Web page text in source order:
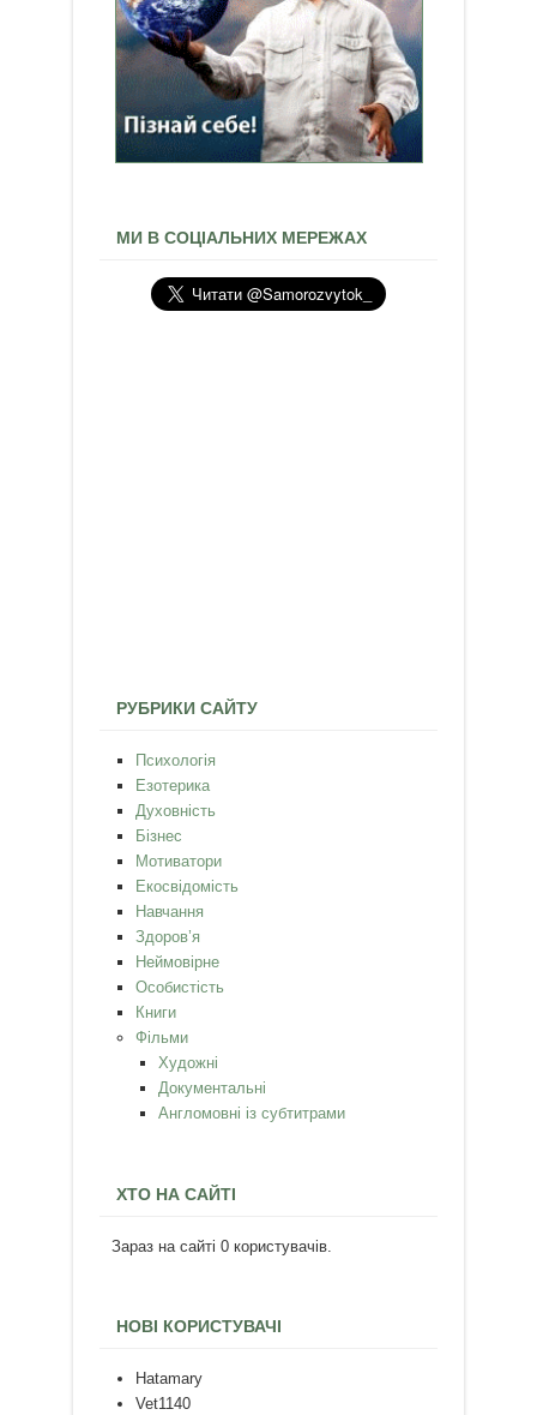
МИ В СОЦІАЛЬНИХ МЕРЕЖАХ
РУБРИКИ САЙТУ
Психологія
Езотерика
Духовність
Бізнес
Мотиватори
Екосвідомість
Навчання
Здоров’я
Неймовірне
Особистість
Книги
Фільми
Художні
Документальні
Англомовні із субтитрами
ХТО НА САЙТІ
Зараз на сайті 0 користувачів.
НОВІ КОРИСТУВАЧІ
Hatamary
Vet1140